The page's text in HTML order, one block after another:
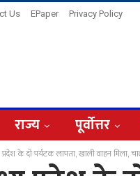
Us EPaper Privacy Policy
राज्य पूर्वोत्तर
के दो पर्यटक लापता, खाली वाहन मिला,